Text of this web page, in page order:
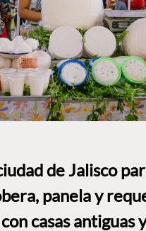
de Jalisco
panela y
casas antiguas